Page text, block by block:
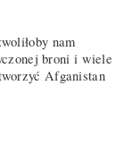
nam
broni i wiele
Afganistan